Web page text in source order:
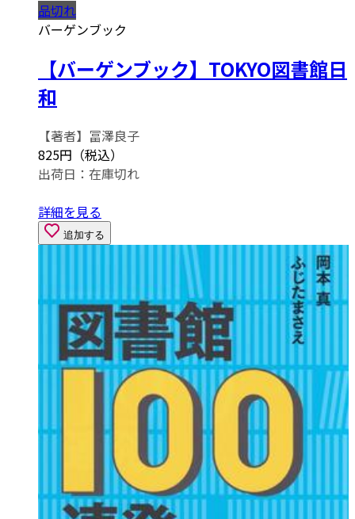
品切れ
バーゲンブック
【バーゲンブック】TOKYO図書館日
和
【著者】冨澤良子
825円（税込）
出荷日： 在庫切れ
詳細を見る
追加する